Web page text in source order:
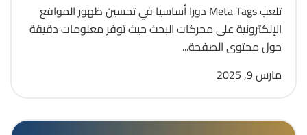
تلعب Meta Tags دورا أساسيا في تحسين ظهور المواقع
الإلكترونية على محركات البحث حيث توفر معلومات دقيقة
حول محتوى الصفحة...
مارس 9, 2025